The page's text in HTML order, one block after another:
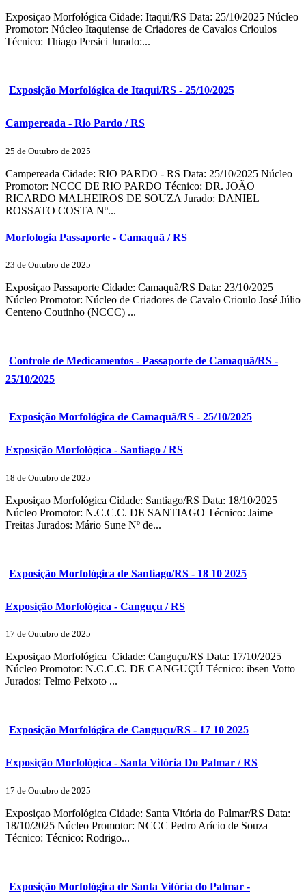
Exposiçao Morfológica Cidade: Itaqui/RS Data: 25/10/2025 Núcleo
Promotor: Núcleo Itaquiense de Criadores de Cavalos Crioulos
Técnico: Thiago Persici Jurado:...
Exposição Morfológica de Itaqui/RS - 25/10/2025
Campereada - Rio Pardo / RS
25 de Outubro de 2025
Campereada Cidade: RIO PARDO - RS Data: 25/10/2025 Núcleo
Promotor: NCCC DE RIO PARDO Técnico: DR. JOÃO
RICARDO MALHEIROS DE SOUZA Jurado: DANIEL
ROSSATO COSTA Nº...
Morfologia Passaporte - Camaquã / RS
23 de Outubro de 2025
Exposiçao Passaporte Cidade: Camaquã/RS Data: 23/10/2025
Núcleo Promotor: Núcleo de Criadores de Cavalo Crioulo José Júlio
Centeno Coutinho (NCCC) ...
Controle de Medicamentos - Passaporte de Camaquã/RS -
25/10/2025
Exposição Morfológica de Camaquã/RS - 25/10/2025
Exposição Morfológica - Santiago / RS
18 de Outubro de 2025
Exposiçao Morfológica Cidade: Santiago/RS Data: 18/10/2025
Núcleo Promotor: N.C.C.C. DE SANTIAGO Técnico: Jaime
Freitas Jurados: Mário Sunē Nº de...
Exposição Morfológica de Santiago/RS - 18 10 2025
Exposição Morfológica - Canguçu / RS
17 de Outubro de 2025
Exposiçao Morfológica Cidade: Canguçu/RS Data: 17/10/2025
Núcleo Promotor: N.C.C.C. DE CANGUÇÚ Técnico: ibsen Votto
Jurados: Telmo Peixoto ...
Exposição Morfológica de Canguçu/RS - 17 10 2025
Exposição Morfológica - Santa Vitória Do Palmar / RS
17 de Outubro de 2025
Exposiçao Morfológica Cidade: Santa Vitória do Palmar/RS Data:
18/10/2025 Núcleo Promotor: NCCC Pedro Arício de Souza
Técnico: Técnico: Rodrigo...
Exposição Morfológica de Santa Vitória do Palmar -